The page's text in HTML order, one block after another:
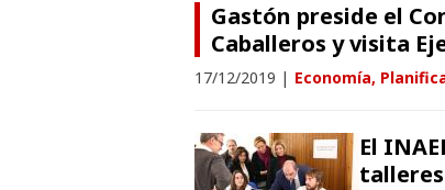
Gastón preside el
Caballeros y visita
17/12/2019 | Economía,
El